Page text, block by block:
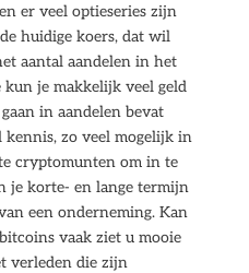
er veel optieseries zijn
huidige koers, dat wil
aantal aandelen in het
je makkelijk veel geld
in aandelen bevat
kennis, zo veel mogelijk in
cryptomunten om in te
je korte- en lange termijn
een onderneming. Kan
vaak ziet u mooie
verleden die zijn